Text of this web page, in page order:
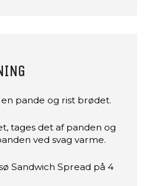
pande og rist brødet.
tages det af panden og
ved svag varme.
Sandwich Spread på 4